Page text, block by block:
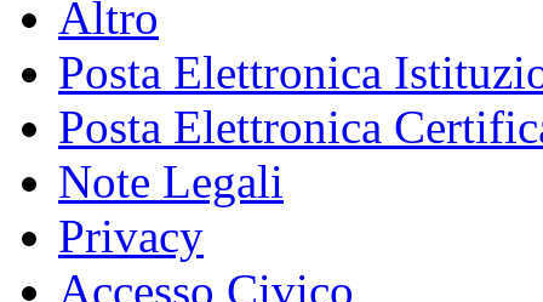
Altro
Posta Elettronica
Posta Elettronica
Note Legali
Privacy
Accesso Civico